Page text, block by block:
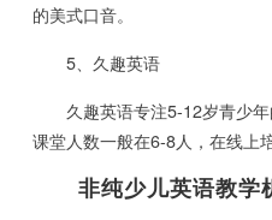
的美式口音。
5、久趣英语
久趣英语专注5-12岁青少年
课堂人数一般在6-8人，在线上
非纯少儿英语教学